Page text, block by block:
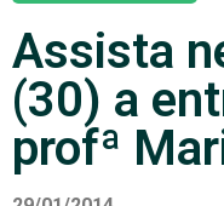
Assista
(30) a
profª